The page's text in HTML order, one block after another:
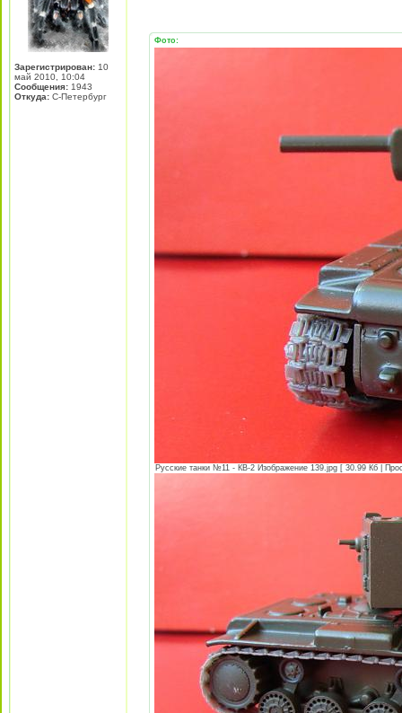
Зарегистрирован: 10
май 2010, 10:04
Сообщения: 1943
Откуда: С-Петербург
Фото:
Русские танки №11 - КВ-2 Изображение 139.jpg [ 30.99 Кб |